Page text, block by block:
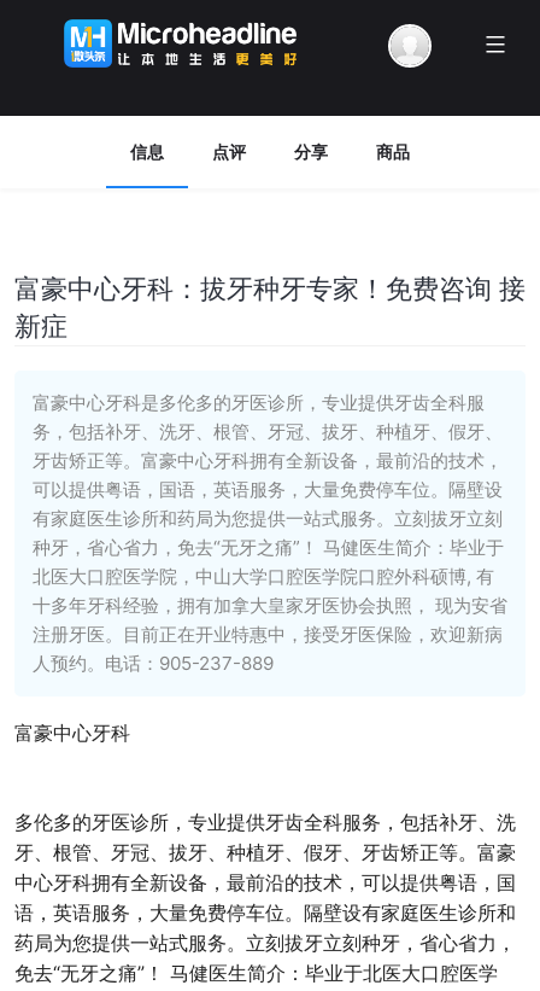
Menu
信息 点评 分享 商品
富豪中心牙科：拔牙种牙专家！免费咨询 接
新症
富豪中心牙科是多伦多的牙医诊所，专业提供牙齿全科服
务，包括补牙、洗牙、根管、牙冠、拔牙、种植牙、假牙、
牙齿矫正等。富豪中心牙科拥有全新设备，最前沿的技术，
可以提供粤语，国语，英语服务，大量免费停车位。隔壁设
有家庭医生诊所和药局为您提供一站式服务。立刻拔牙立刻
种牙，省心省力，免去“无牙之痛”！ 马健医生简介：毕业于
北医大口腔医学院，中山大学口腔医学院口腔外科硕博, 有
十多年牙科经验，拥有加拿大皇家牙医协会执照， 现为安省
注册牙医。目前正在开业特惠中，接受牙医保险，欢迎新病
人预约。电话：905-237-889
富豪中心牙科
多伦多的牙医诊所，专业提供牙齿全科服务，包括补牙、洗
牙、根管、牙冠、拔牙、种植牙、假牙、牙齿矫正等。富豪
中心牙科拥有全新设备，最前沿的技术，可以提供粤语，国
语，英语服务，大量免费停车位。隔壁设有家庭医生诊所和
药局为您提供一站式服务。立刻拔牙立刻种牙，省心省力，
免去“无牙之痛”！ 马健医生简介：毕业于北医大口腔医学